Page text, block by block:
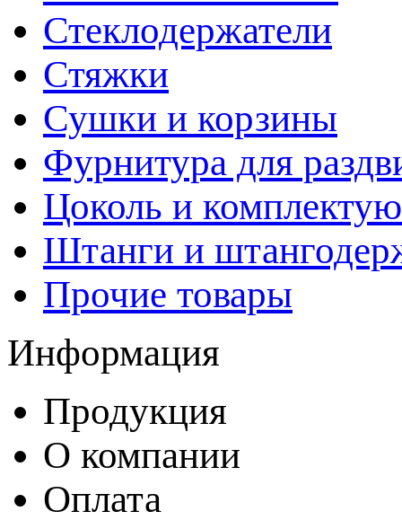
Стеклодержатели
Стяжки
Сушки и корзины
Фурнитура для
Цоколь и
Штанги и
Прочие товары
Информация
Продукция
О компании
Оплата